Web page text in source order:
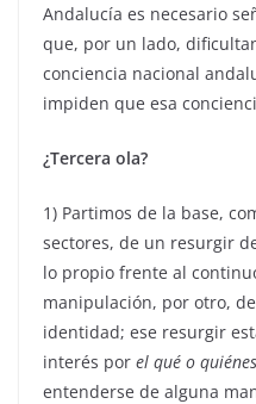
Andalucía es necesario
que, por un lado,
conciencia nacional
impiden que esa
¿Tercera ola?
1) Partimos de la base,
sectores, de un resurgir
lo propio frente al
manipulación, por otro,
identidad; ese resurgir
interés por el qué o
entenderse de alguna